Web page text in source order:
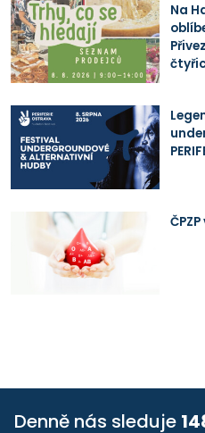
Na
Denně nás sleduje